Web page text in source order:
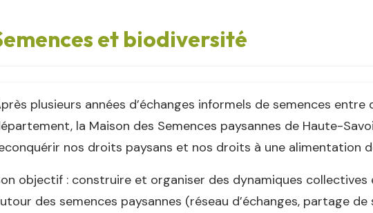
et biodiversité
plusieurs années d’échanges informels de semences entre
la Maison des Semences paysannes de Haute-
nos droits paysans et nos droits à une alimentation
objectif : construire et organiser des dynamiques
des semences paysannes (réseau d’échanges, partage